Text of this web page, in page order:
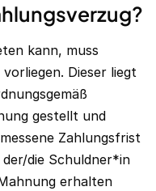
kann, muss
Dieser liegt
gestellt und
Zahlungsfrist
die Schuldner*in
erhalten